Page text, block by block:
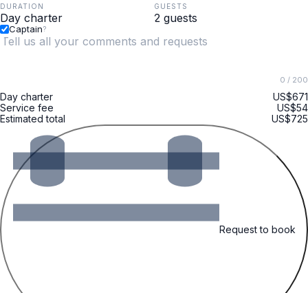
DURATION GUESTS
Captain?
0 / 200
Day charter
US$671
Service fee
US$54
Estimated total
US$725
Request to book